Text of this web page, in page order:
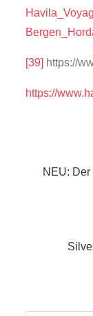
[39] https://
https://
NEU: